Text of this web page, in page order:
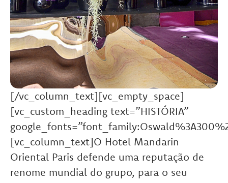
[/vc_column_text][vc_empty_space]
[vc_custom_heading text=”HISTÓRIA”
[vc_column_text]O Hotel Mandarin
Oriental Paris defende uma reputação de
renome mundial do grupo, para o seu